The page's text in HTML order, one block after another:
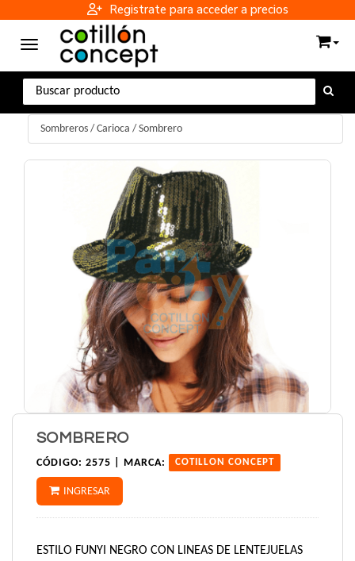
Registrate para acceder a precios
Toggle navigation
Sombreros / Carioca / Sombrero
SOMBRERO
CÓDIGO: 2575 | MARCA: COTILLON CONCEPT
INGRESAR
ESTILO FUNYI NEGRO CON LINEAS DE LENTEJUELAS